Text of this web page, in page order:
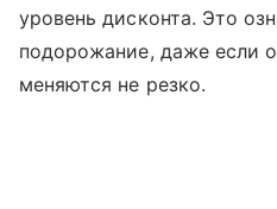
уровень дисконта. Это
подорожание, даже если
меняются не резко.